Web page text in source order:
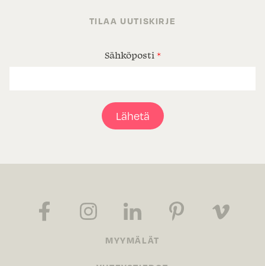
TILAA UUTISKIRJE
Sähköposti *
Lähetä
MYYMÄLÄT